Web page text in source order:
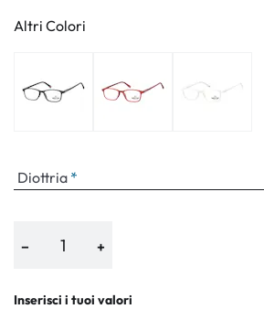
Altri Colori
Diottria
− +
Inserisci i tuoi valori